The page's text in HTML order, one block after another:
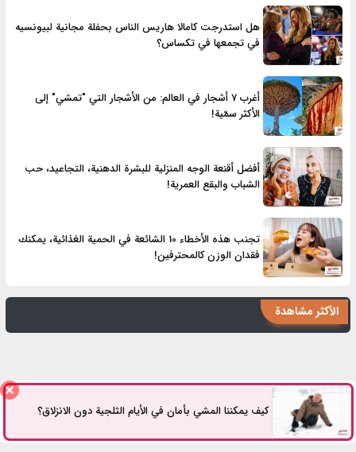
هل استدرجت كامالا هاريس الناس بحفلة مجانية لبيونسيه
في تجمعها في تكساس؟
أغرب 7 أشجار في العالم: من الأشجار التي "تمشي" إلى
الأكثر سمّية!
أفضل أقنعة الوجه المنزلية للبشرة الدهنية، التجاعيد، حب
الشباب والبقع العمرية!
تجنب هذه الأخطاء 10 الشائعة في الحمية الغذائية، يمكنك
فقدان الوزن كالمحترفين!
الأكثر مشاهدة
كيف يمكننا المشي بأمان في الأيام الثلجية دون الانزلاق؟